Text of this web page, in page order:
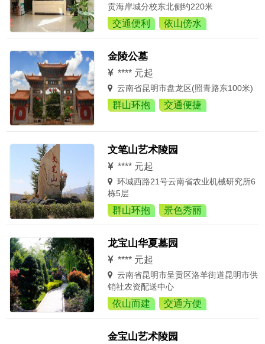
贡海岸城分校东北侧约220米
交通便利 依山傍水
金陵公墓
**** 元起
云南省昆明市盘龙区(照青路东100米)
群山环抱 交通便捷
文笔山艺术陵园
**** 元起
环城西路21号云南省农业机械研究所6
栋5层
群山环抱 景色秀丽
龙宝山华夏墓园
**** 元起
云南省昆明市呈贡区洛羊街道昆明市供
销社农资配送中心
依山而建 交通方便
金宝山艺术陵园